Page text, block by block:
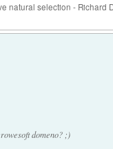
natural selection - Richard
domeno? ;)